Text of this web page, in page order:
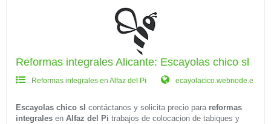
Reformas integrales Alicante: Escayolas chico sl
Reformas integrales en Alfaz del Pi ecayolacico.webnode.e
Escayolas chico sl contáctanos y solicita precio para reformas
integrales en Alfaz del Pi trabajos de colocacion de tabiques y